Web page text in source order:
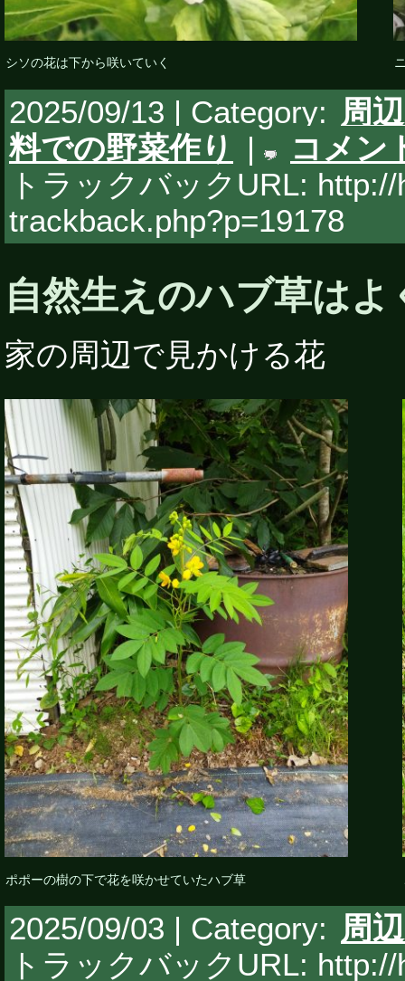
シソの花は下から咲いていく
2025/09/13 | Category: 周
料での野菜作り
|
コメン
トラックバックURL:
trackback.php?p=19178
自然生えのハブ草はよ
家の周辺で見かける花
ポポーの樹の下で花を咲かせていたハブ草
2025/09/03 | Category: 周
トラックバックURL: